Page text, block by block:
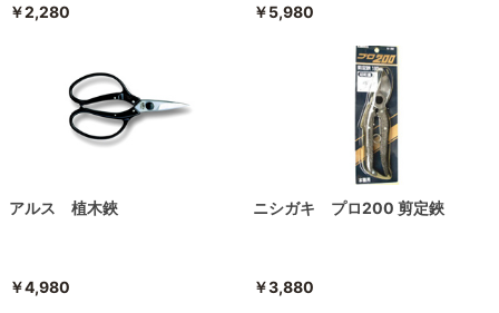
￥2,280 ￥5,980
アルス 植木鋏
￥4,980
ニシガキ プロ200 剪定鋏
￥3,880